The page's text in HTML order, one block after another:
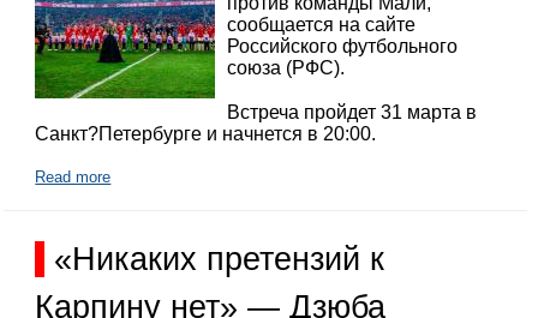
сообщается на сайте
Российского футбольного
союза (РФС).
Встреча пройдет 31 марта в
Санкт?Петербурге и начнется в 20:00.
Read more
«Никаких претензий к
Карпину нет» — Дзюба